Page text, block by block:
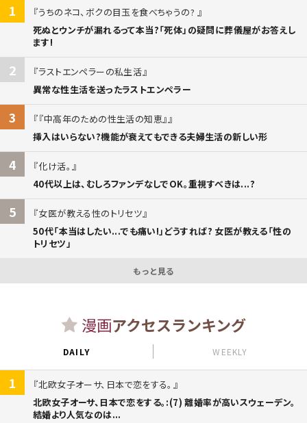
1
うちのネコ、ボクの目玉を食べちゃうの?
死ぬとウンチが漏れるって本当?「死体」の疑問に葬儀屋がお答えし
ます!
2
ラストエンペラーの私生活
異常な性生活を送ったラストエンペラー
3
『中高年のための性生活の知恵』
挿入はいらない?機能が衰えてもできる夫婦生活の新しい形
4
化け活。
40代以上は、むしろファンデなしでOK。重視すべきは...?
5
女医が教える性のトリセツ
50代「本当はしたい...でも痛い!」どうすれば? 女医が教える「性の
トリセツ」
もっと見る
漫画アクセスランキング
DAILY WEEKLY
1
北欧女子オーサ、日本で恋をする。
北欧女子オーサ、日本で恋をする。:(7) 離婚率が高いスウェーデン。
結婚より人気なのは...